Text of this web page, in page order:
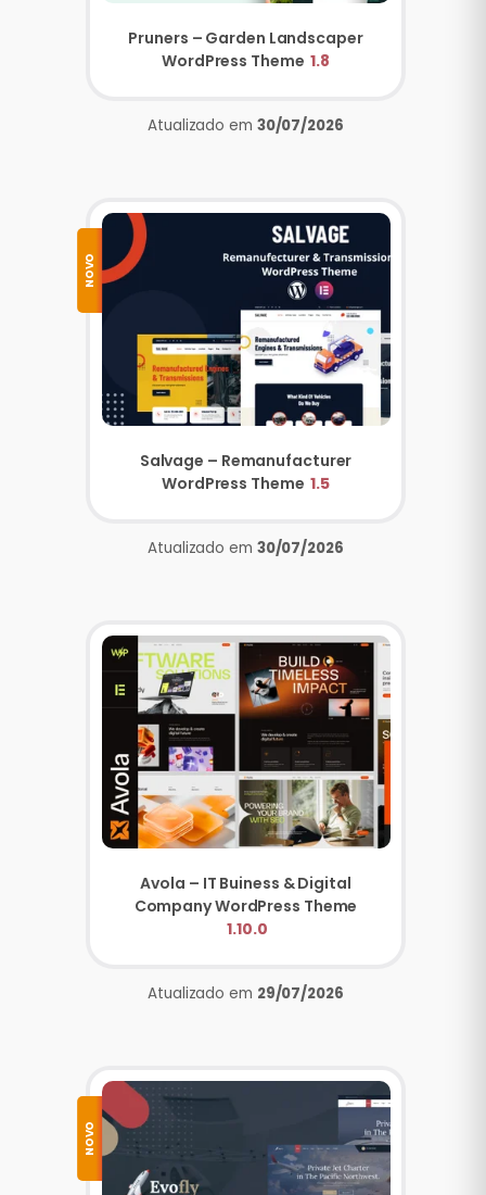
Pruners – Garden Landscaper
WordPress Theme 1.8
Atualizado em 30/07/2026
NOVO
Salvage – Remanufacturer
WordPress Theme 1.5
Atualizado em 30/07/2026
Avola – IT Buiness & Digital
1.10.0
Atualizado em 29/07/2026
NOVO